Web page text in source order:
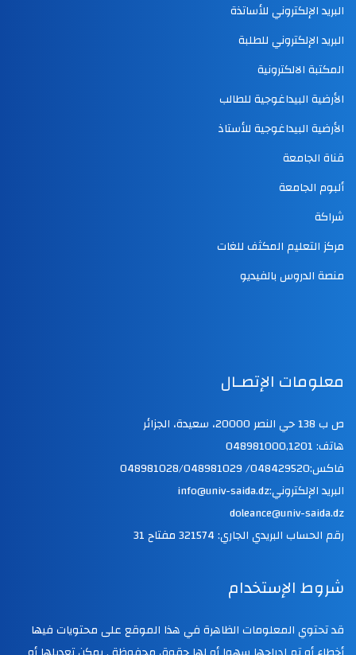
البريد الإلكتروني للأساتذة
البريد الإلكتروني للطلبة
المكتبة الالكترونية
الأرضية البيداغوجية للطالب
الأرضية البيداغوجية للأستاذ
قناة الجامعة
ألبوم الجامعة
شراكة
مركز التعليم المكثف للغات
منصة الدروس بالفيديو
معلومات الإتصـال
ص ب 138 حي النصر 20000، سعيدة، الجزائر
هاتف: 048981000,1201
فاكس:048429520/ 048981028/048981029
البريد الإلكتروني:info@univ-saida.dz
doleance@univ-saida.dz
رقم الحساب البريدي الجاري: 321574 مفتاح 31
شروط الإستخدام
قد تحتوي المعلومات الظاهرة في هذا الموقع على محتويات فيها